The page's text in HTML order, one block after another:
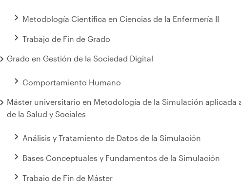
Metodología Científica en Ciencias de la Enfermería II
Trabajo de Fin de Grado
Grado en Gestión de la Sociedad Digital
Comportamiento Humano
Máster universitario en Metodología de la Simulación
de la Salud y Sociales
Análisis y Tratamiento de Datos de la Simulación
Bases Conceptuales y Fundamentos de la Simulación
Trabajo de Fin de Máster